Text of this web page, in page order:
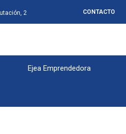
2 CONTACTO
Ejea Emprendedora